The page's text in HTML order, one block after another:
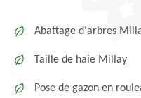
Abattage d'arbres
Taille de haie Millay
Pose de gazon en